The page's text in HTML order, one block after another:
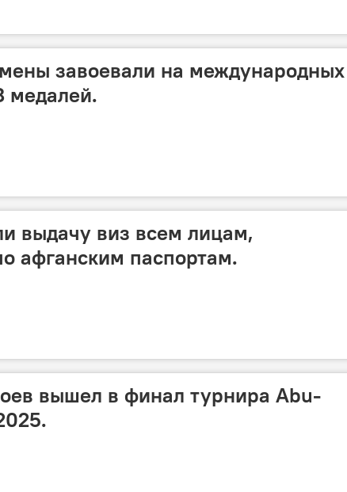
завоевали на международных
медалей.
выдачу виз всем лицам,
афганским паспортам.
вышел в финал турнира Abu-